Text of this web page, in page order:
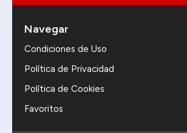
Navegar
Condiciones de Uso
Política de Privacidad
Política de Cookies
Favoritos